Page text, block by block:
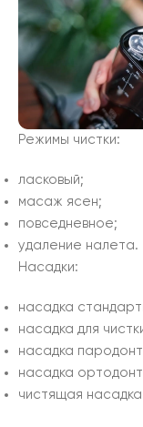
Режимы чистки:
ласковый;
масаж ясен;
повседневное;
удаление налета.
Насадки:
насадка
насадка для
насадка
насадка
чистящая